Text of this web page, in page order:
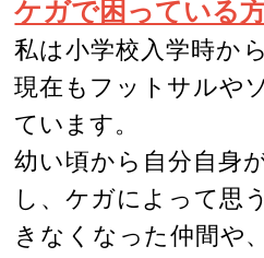
ケガで困っている
私は小学校入学時か
現在もフットサルや
ています。
幼い頃から自分自身
し、ケガによって思
きなくなった仲間や